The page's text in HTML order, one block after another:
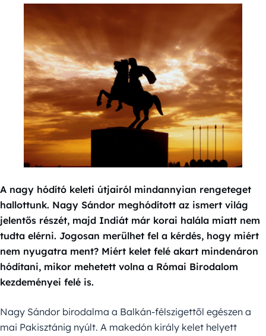
A nagy hódító keleti útjairól mindannyian rengeteget
hallottunk. Nagy Sándor meghódított az ismert világ
jelentős részét, majd Indiát már korai halála miatt nem
tudta elérni. Jogosan merülhet fel a kérdés, hogy miért
nem nyugatra ment? Miért kelet felé akart mindenáron
hódítani, mikor mehetett volna a Római Birodalom
kezdeményei felé is.
Nagy Sándor birodalma a Balkán-félszigettől egészen a
mai Pakisztánig nyúlt. A makedón király kelet helyett